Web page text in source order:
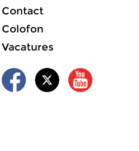
Contact
Colofon
Vacatures